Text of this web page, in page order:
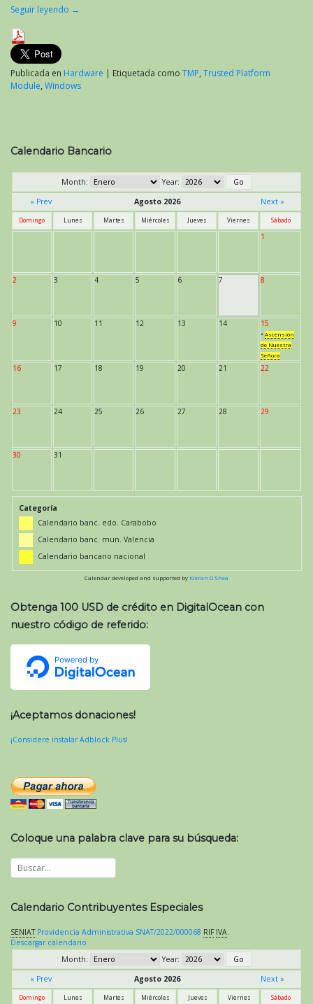
Seguir leyendo →
Publicada en Hardware | Etiquetada como TMP, Trusted Platform
Module, Windows
Calendario Bancario
Month:
Year:
« Prev
Agosto 2026 Next »
Domingo Lunes Martes Miércoles Jueves Viernes Sábado
1
2 3 4 5 6 7 8
9 10 11 12 13 14 15
* Ascensión
de Nuestra
Señora
16 17 18 19 20 21 22
23 24 25 26 27 28 29
30 31
Categoría
Calendario banc. edo. Carabobo
Calendario banc. mun. Valencia
Calendario bancario nacional
Calendar developed and supported by Kieran O'Shea
Obtenga 100 USD de crédito en DigitalOcean con
nuestro código de referido:
¡Aceptamos donaciones!
¡Considere instalar Adblock Plus!
Coloque una palabra clave para su búsqueda:
Calendario Contribuyentes Especiales
SENIAT Providencia Administrativa SNAT/2022/000068 RIF IVA.
Descargar calendario
Month:
Year:
« Prev
Agosto 2026 Next »
Domingo Lunes Martes Miércoles Jueves Viernes Sábado